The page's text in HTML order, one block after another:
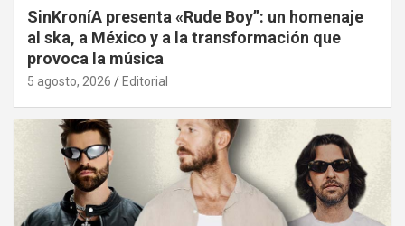
SinKroníA presenta «Rude Boy”: un homenaje
al ska, a México y a la transformación que
provoca la música
5 agosto, 2026 Editorial